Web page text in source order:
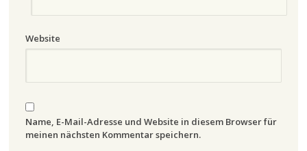
Website
Name, E-Mail-Adresse und Website in diesem Browser für
meinen nächsten Kommentar speichern.